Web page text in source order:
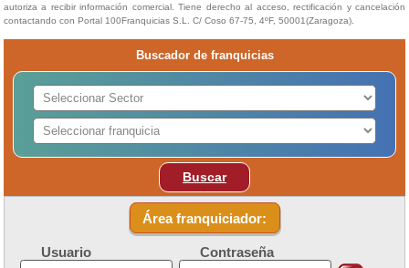
autoriza a recibir información comercial. Tiene derecho al acceso, rectificación y cancelación
contactando con Portal 100Franquicias S.L. C/ Coso 67-75, 4ºF, 50001(Zaragoza).
Buscador de franquicias
Buscar
Área franquiciador:
Usuario Contraseña